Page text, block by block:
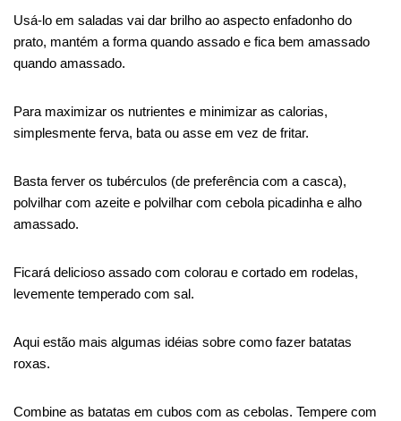
Usá-lo em saladas vai dar brilho ao aspecto enfadonho do
prato, mantém a forma quando assado e fica bem amassado
quando amassado.
Para maximizar os nutrientes e minimizar as calorias,
simplesmente ferva, bata ou asse em vez de fritar.
Basta ferver os tubérculos (de preferência com a casca),
polvilhar com azeite e polvilhar com cebola picadinha e alho
amassado.
Ficará delicioso assado com colorau e cortado em rodelas,
levemente temperado com sal.
Aqui estão mais algumas idéias sobre como fazer batatas
roxas.
Combine as batatas em cubos com as cebolas. Tempere com